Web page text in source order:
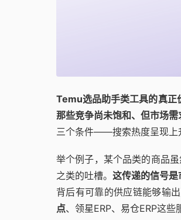
Temu选品助手类工具的真正
那些竞争尚未饱和、但市场
三个条件——搜索热度呈现上
举个例子，某个品类的商品
之类的吐槽。 这传递的信号
背后有可靠的供应链能够输
点、领星ERP、易仓ERP这